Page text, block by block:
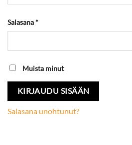
Salasana*Vaaditaan
Muista minut
KIRJAUDU SISÄÄN
Salasana unohtunut?